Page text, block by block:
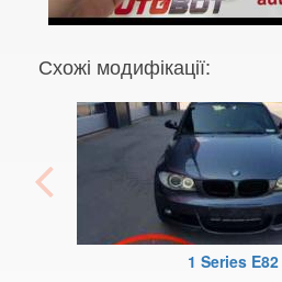
5 Series G60/G61 mHEV
5 Series i5 (G60E/G61E/G68E)
M5 F90
6 Series E63
M6 E63/E64
Схожі модифікації:
1 Series E82